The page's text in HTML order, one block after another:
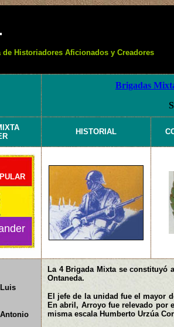
de Historiadores Aficionados y Creadores
Brigadas
HISTORIAL
La 4 Brigada Mixta se constituyó
Ontaneda.
El jefe de la unidad fue el mayor
En abril, Arroyo fue relevado por
misma escala Humberto Urzúa